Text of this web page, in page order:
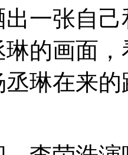
出一张自
的画面
丞琳在来